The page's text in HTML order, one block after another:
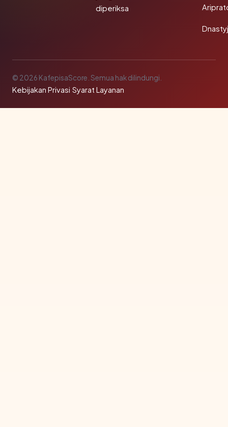
diperiksa
© 2026 KafepisaScore. Semua hak dilindungi.
Kebijakan Privasi·Syarat Layanan